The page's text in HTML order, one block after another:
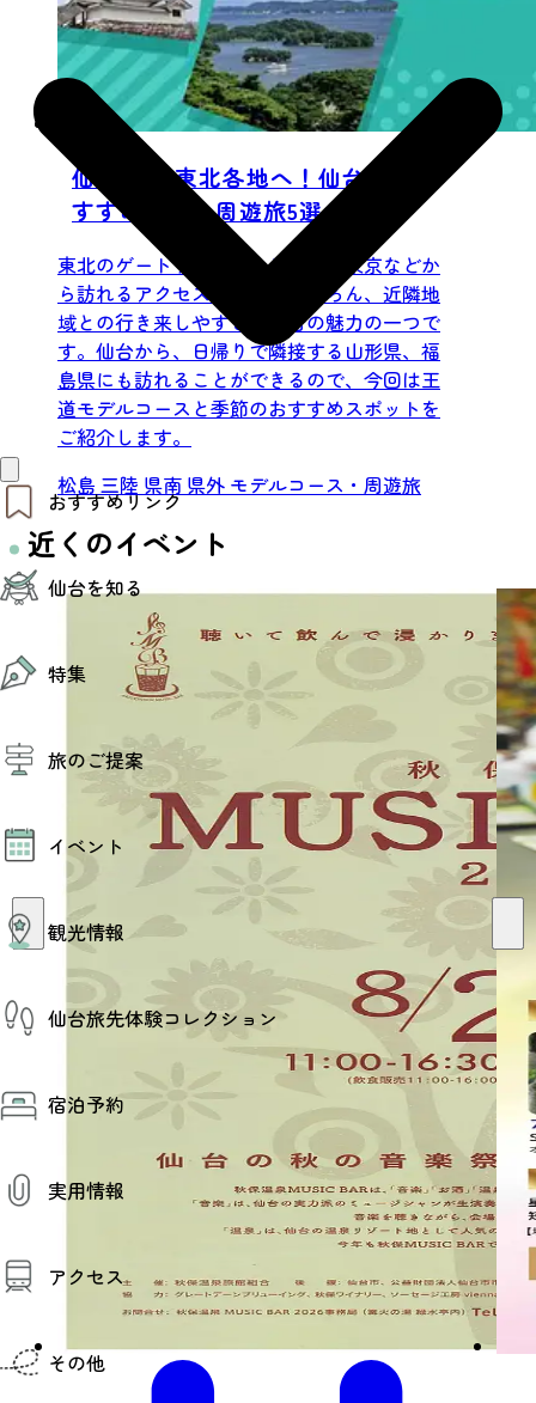
おすすめリンク
仙台夜時間
モデルコース
エリアガイド
お知らせ
お得なチケット
仙台を知る
仙台の魅力
エリアガイド
復興に向けて
仙台から行く東北周遊旅
伝統的工芸品
特集
夜時間トピックス
旅のご提案
モデルコース
AIおまかせコース
オリジナルプラン
みんなの旅行記
イベント
イベント情報
その他イベント情報（音楽・展示会）
スポーツ情報
コンベンション情報
観光情報
観光スポット
温泉
季節のイベント
プロスポーツチーム・プロオーケストラ
仙台の銘品
仙台観光マップ
仙台旅先体験コレクション
仙台旅先体験コレクション
体験プログラム検索（予約）
体験トピックス
体験事業者
宿泊予約
実用情報
お役立ち情報
観光アプリ
アクセス
市内の交通情報
お得なチケット
その他
仙台発着 東北各地へ！仙台近郊お
すすめ日帰り周遊旅5選
東北のゲートウェイである仙台。東京などか
ら訪れるアクセスの良さはもちろん、近隣地
域との行き来しやすさも仙台の魅力の一つで
す。仙台から、日帰りで隣接する山形県、福
島県にも訪れることができるので、今回は王
道モデルコースと季節のおすすめスポットを
ご紹介します。
松島 三陸 県南 県外 モデルコース・周遊旅
近くのイベント